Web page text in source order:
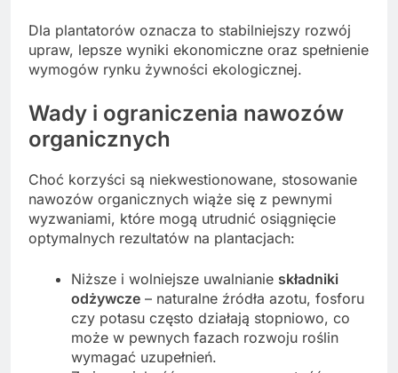
Dla plantatorów oznacza to stabilniejszy rozwój
upraw, lepsze wyniki ekonomiczne oraz spełnienie
wymogów rynku żywności ekologicznej.
Wady i ograniczenia nawozów
organicznych
Choć korzyści są niekwestionowane, stosowanie
nawozów organicznych wiąże się z pewnymi
wyzwaniami, które mogą utrudnić osiągnięcie
optymalnych rezultatów na plantacjach:
Niższe i wolniejsze uwalnianie składniki
odżywcze – naturalne źródła azotu, fosforu
czy potasu często działają stopniowo, co
może w pewnych fazach rozwoju roślin
wymagać uzupełnień.